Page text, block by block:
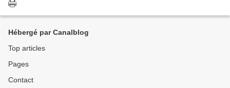
Hébergé par Canalblog
Top articles
Pages
Contact